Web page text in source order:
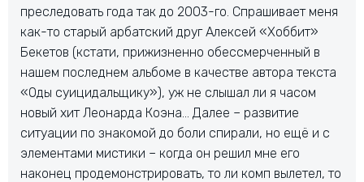
преследовать года так до 2003-го. Спрашивает меня
как-то старый арбатский друг Алексей «Хоббит»
Бекетов (кстати, прижизненно обессмерченный в
нашем последнем альбоме в качестве автора текста
«Оды суицидальщику»), уж не слышал ли я часом
новый хит Леонарда Коэна… Далее – развитие
ситуации по знакомой до боли спирали, но ещё и с
элементами мистики – когда он решил мне его
наконец продемонстрировать, то ли комп вылетел, то